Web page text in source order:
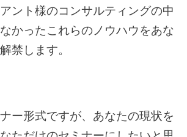
ント様のコンサルティングの中
かったこれらのノウハウをあな
禁します。
ー形式ですが、あなたの現状を